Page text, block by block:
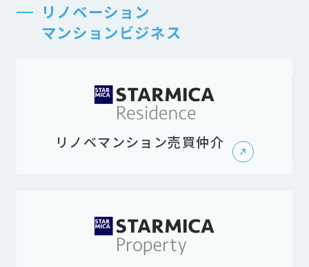
リノベーション
マンションビジネス
リノベマンション売買仲介